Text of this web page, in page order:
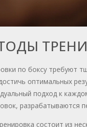
по боксу требуют
оптимальных
подход к
разрабатываются
состоит из